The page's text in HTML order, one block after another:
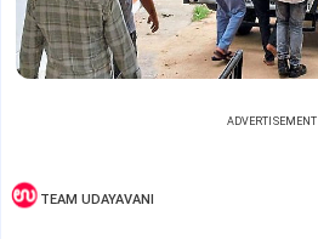
ADVERTISEMENT
TEAM UDAYAVANI